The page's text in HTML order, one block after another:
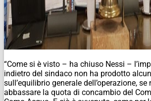
“Come si è visto – ha chiuso Nessi –
indietro del sindaco non ha prodotto
sull’equilibrio generale dell’operazione,
abbassare la quota di concambio del